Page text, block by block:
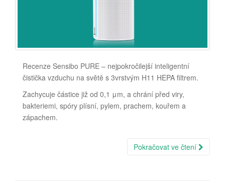
Recenze Sensibo PURE – nejpokročilejší inteligentní
čistička vzduchu na světě s 3vrstvým H11 HEPA filtrem.
Zachycuje částice již od 0,1 μm, a chrání před viry,
bakteriemi, spóry plísní, pylem, prachem, kouřem a
zápachem.
Pokračovat ve čtení